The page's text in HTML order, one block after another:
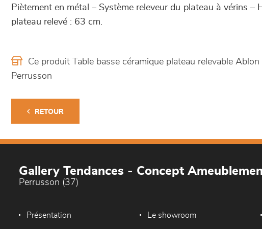
Piètement en métal – Système releveur du plateau à vérins –
plateau relevé : 63 cm.
Ce produit Table basse céramique plateau relevable
Perrusson
RETOUR
Gallery Tendances - Concept
Perrusson (37)
Présentation Le showroom